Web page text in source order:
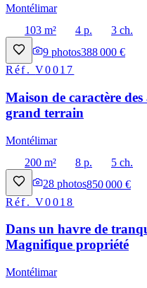
Montélimar
103 m²
4 p. 3 ch.
9 photos388 000 €
Réf.V0017
Maison de caractère des
grand terrain
Montélimar
200 m²
8 p. 5 ch.
28 photos850 000 €
Réf.V0018
Dans un havre de
Magnifique propriété
Montélimar